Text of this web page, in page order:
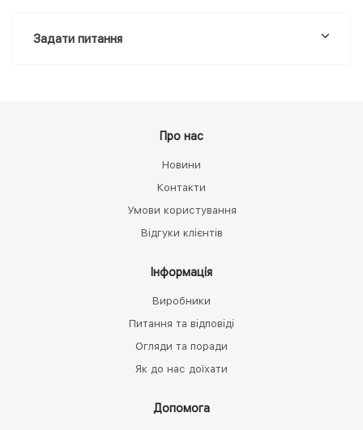
Задати питання
Про нас
Новини
Контакти
Умови користування
Відгуки клієнтів
Інформація
Виробники
Питання та відповіді
Огляди та поради
Як до нас доїхати
Допомога